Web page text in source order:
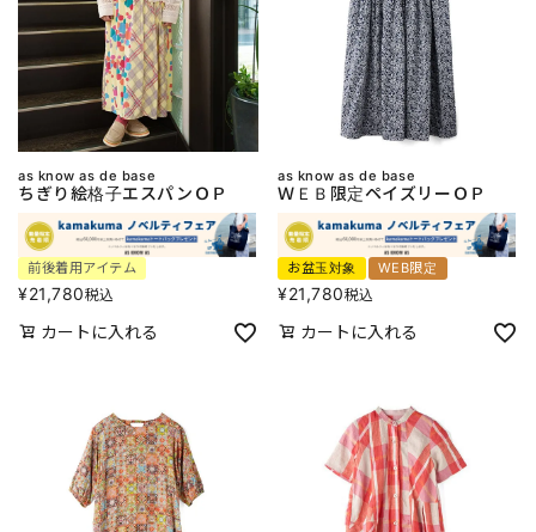
as know as de base
ちぎり絵格子エスパンＯＰ
前後着用アイテム
¥21,780税込
カートに入れる
as know as de base
ＷＥＢ限定ペイズリーＯＰ
お盆玉対象 WEB限定
¥21,780税込
カートに入れる